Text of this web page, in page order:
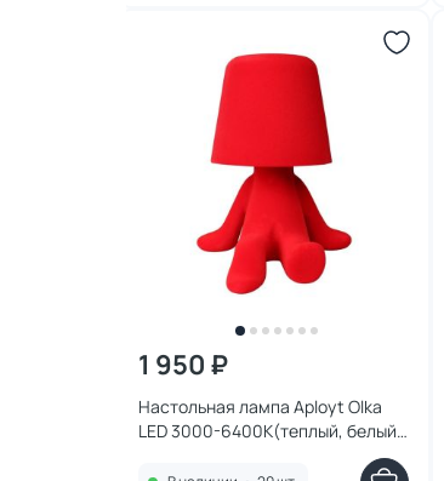
1 950 ₽
Настольная лампа Aployt Olka
LED 3000-6400К(теплый, белый,